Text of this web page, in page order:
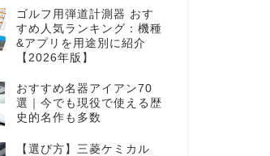
ゴルフ用弾道計測器 おす
すめ人気ランキング：機種
&アプリを用途別に紹介
【2026年版】
おすすめ名器アイアン70
選｜今でも現役で使える歴
史的名作も多数
【選び方】三菱ケミカル